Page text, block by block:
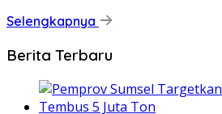
Selengkapnya
Berita Terbaru